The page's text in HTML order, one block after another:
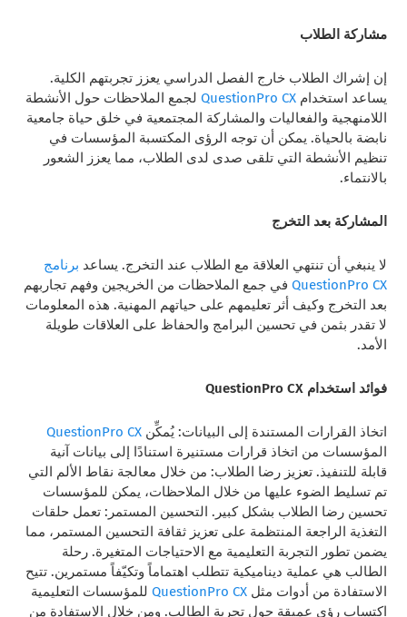
مشاركة الطلاب
إن إشراك الطلاب خارج الفصل الدراسي يعزز تجربتهم الكلية.
يساعد استخدامQuestionPro CX لجمع الملاحظات حول الأنشطة
اللامنهجية والفعاليات والمشاركة المجتمعية في خلق حياة جامعية
نابضة بالحياة. يمكن أن توجه الرؤى المكتسبة المؤسسات في
تنظيم الأنشطة التي تلقى صدى لدى الطلاب، مما يعزز الشعور
بالانتماء.
المشاركة بعد التخرج
لا ينبغي أن تنتهي العلاقة مع الطلاب عند التخرج. يساعد برنامج
QuestionPro CX في جمع الملاحظات من الخريجين وفهم تجاربهم
بعد التخرج وكيف أثر تعليمهم على حياتهم المهنية. هذه المعلومات
لا تقدر بثمن في تحسين البرامج والحفاظ على العلاقات طويلة
الأمد.
فوائد استخدام QuestionPro CX
اتخاذ القرارات المستندة إلى البيانات: يُمكِّنQuestionPro CX
المؤسسات من اتخاذ قرارات مستنيرة استنادًا إلى بيانات آنية
قابلة للتنفيذ. تعزيز رضا الطلاب: من خلال معالجة نقاط الألم التي
تم تسليط الضوء عليها من خلال الملاحظات، يمكن للمؤسسات
تحسين رضا الطلاب بشكل كبير. التحسين المستمر: تعمل حلقات
التغذية الراجعة المنتظمة على تعزيز ثقافة التحسين المستمر، مما
يضمن تطور التجربة التعليمية مع الاحتياجات المتغيرة. رحلة
الطالب هي عملية ديناميكية تتطلب اهتماماً وتكيّفاً مستمرين. تتيح
الاستفادة من أدوات مثلQuestionPro CX للمؤسسات التعليمية
اكتساب رؤى عميقة حول تجربة الطالب. ومن خلال الاستفادة من